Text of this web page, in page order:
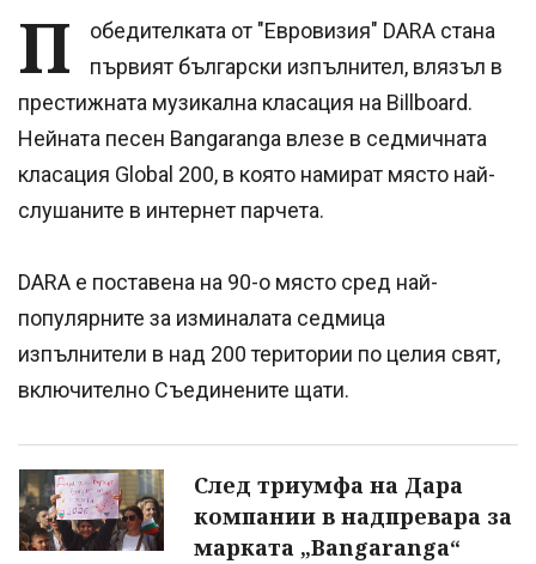
П
обедителката от "Евровизия" DARA стана
първият български изпълнител, влязъл в
престижната музикална класация на Billboard.
Нейната песен Bangaranga влезе в седмичната
класация Global 200, в която намират място най-
слушаните в интернет парчета.
DARA е поставена на 90-о място сред най-
популярните за изминалата седмица
изпълнители в над 200 територии по целия свят,
включително Съединените щати.
След триумфа на Дара
компании в надпревара за
марката „Bangaranga“